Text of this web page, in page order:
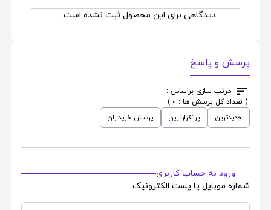
دیدگاهی برای این محصول ثبت نشده است ...
پرسش و پاسخ
مرتب سازی براساس :
( تعداد کل پرسش ها : 0 )
جدیدترین
پرتکرارترین پرسش خریداران
ورود به حساب کاربری
شماره موبایل یا پست الکترونیک